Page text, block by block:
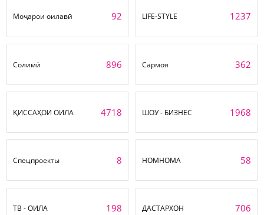
Моҷарои оилавӣ 92 LIFE-STYLE 1237
Солимӣ 896 Сармоя 362
ҚИССАҲОИ ОИЛА 4718 ШОУ - БИЗНЕС 1968
Спецпроекты 8 НОМНОМА 58
ТВ - ОИЛА 198 ДАСТАРХОН 706